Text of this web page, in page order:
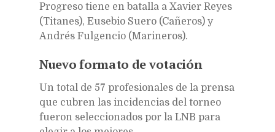
Progreso tiene en batalla a Xavier Reyes
(Titanes), Eusebio Suero (Cañeros) y
Andrés Fulgencio (Marineros).
Nuevo formato de votación
Un total de 57 profesionales de la prensa
que cubren las incidencias del torneo
fueron seleccionados por la LNB para